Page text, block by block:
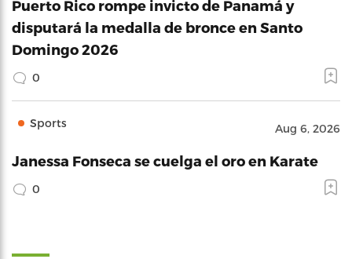
Puerto Rico rompe invicto de Panamá y
disputará la medalla de bronce en Santo
Domingo 2026
0
Sports Aug 6, 2026
Janessa Fonseca se cuelga el oro en Karate
0